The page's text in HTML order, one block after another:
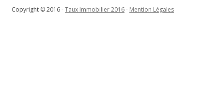
Copyright © 2016 -Taux Immobilier 2016- Mention Légales